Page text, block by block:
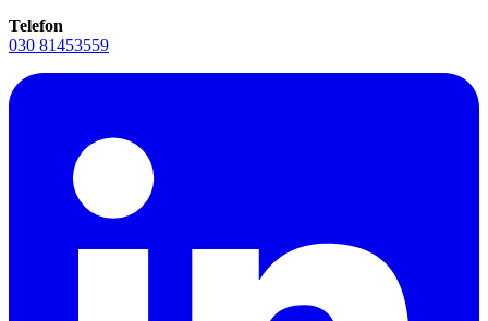
Telefon
030 81453559